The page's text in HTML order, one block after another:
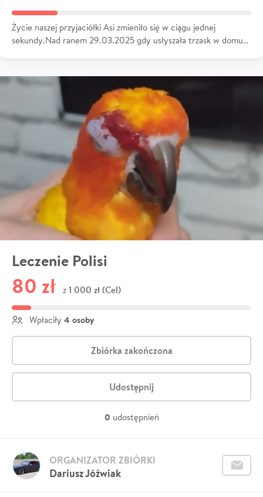
Życie naszej przyjaciółki Asi zmieniło się w ciągu jednej
sekundy.Nad ranem 29.03.2025 gdy usłyszała trzask w domu…
Leczenie Polisi
80 zł z 1 000 zł (Cel)
Wpłaciły 4 osoby
Zbiórka zakończona
Udostępnij
0 udostępnień
Dariusz Jóźwiak
ORGANIZATOR ZBIÓRKI